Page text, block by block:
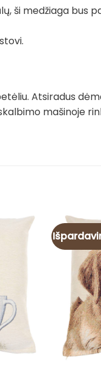
ši medžiaga bus
Atsiradus
mašinoje